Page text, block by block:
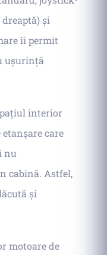
și
îi permit
ușurință
interior
care
nu
cabină. Astfel,
și
motoare de